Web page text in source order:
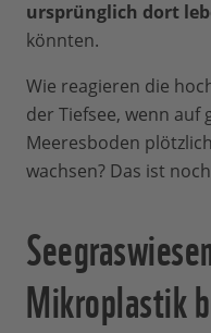
ursprünglich dort
könnten.
Wie reagieren die
der Tiefsee, wenn
Meeresboden
wachsen? Das ist
Mikroplastik